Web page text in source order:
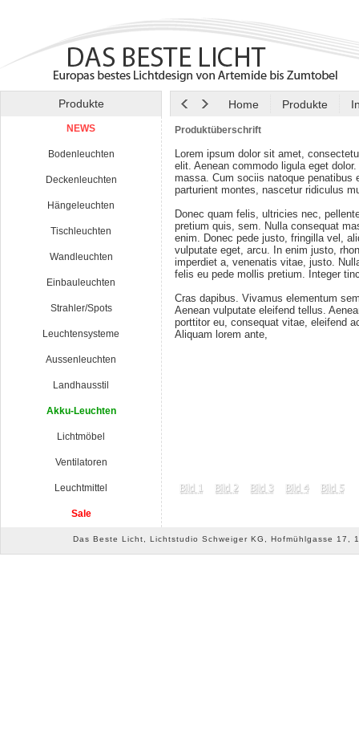
Produkte Home Produkte
NEWS
Bodenleuchten
Deckenleuchten
Hängeleuchten
Tischleuchten
Wandleuchten
Einbauleuchten
Strahler/Spots
Leuchtensysteme
Aussenleuchten
Landhausstil
Akku-Leuchten
Lichtmöbel
Ventilatoren
Leuchtmittel
Sale
Produktüberschrift
Lorem ipsum dolor sit amet,
elit. Aenean commodo ligula eget dolor.
massa. Cum sociis natoque penatibus
parturient montes, nascetur ridiculus
Donec quam felis, ultricies nec,
pretium quis, sem. Nulla consequat
enim. Donec pede justo, fringilla vel,
vulputate eget, arcu. In enim justo,
imperdiet a, venenatis vitae, justo.
felis eu pede mollis pretium. Integer
Cras dapibus. Vivamus elementum
Aenean vulputate eleifend tellus.
porttitor eu, consequat vitae, eleifend
Aliquam lorem ante,
Das Beste Licht, Lichtstudio Schweiger KG, Hofmühlgasse